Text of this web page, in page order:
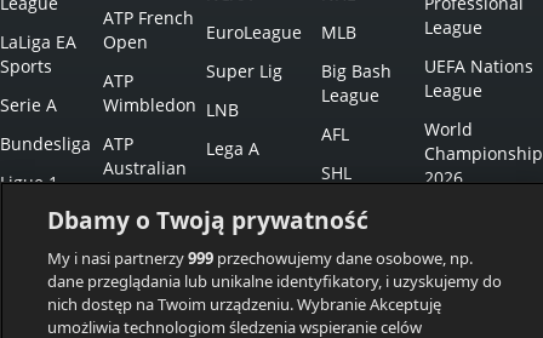
LaLiga EA
Sports
Serie A
Bundesliga
Ligue 1
Champions
Europa
League
ATP French
Open
ATP
Wimbledon
ATP
Australian
Open
WTA US
Open
WTA French
Open
EuroLeague
Super Lig
LNB
Lega A
BBL
ACB
MLB
Big Bash
League
AFL
SHL
NPB
IPL
League
UEFA Nations
League
World
Championship
2026
Eredivisie
Esports
Dbamy o Twoją prywatność
My i nasi partnerzy999przechowujemy dane osobowe, np.
dane przeglądania lub unikalne identyfikatory, i uzyskujemy do
nich dostęp na Twoim urządzeniu. Wybranie Akceptuję
umożliwia technologiom śledzenia wspieranie celów